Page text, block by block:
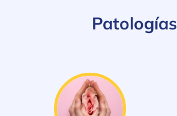
Patologías